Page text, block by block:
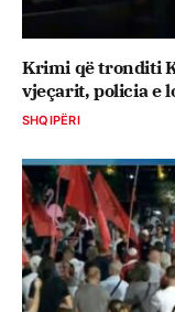
Krimi që tronditi
vjeçarit, policia e
SHQIPËRI